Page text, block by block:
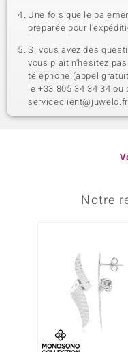
Une fois que le
préparée pour
Si vous avez des
vous plaît n'hésitez
téléphone (appel
le +33 805 34 34 34
serviceclient@juwelo.fr
Notre